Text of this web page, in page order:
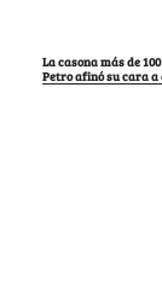
La casona más de
Petro afinó su cara